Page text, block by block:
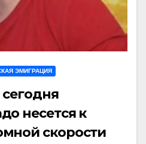
ЭМИГРАЦИЯ
несется к
скорости